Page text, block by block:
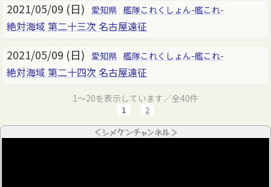
2021/05/09 (日) 愛知県 艦隊これくしょん-艦これ-
絶対海域 第二十三次 名古屋遠征
2021/05/09 (日) 愛知県 艦隊これくしょん-艦これ-
絶対海域 第二十四次 名古屋遠征
1～20を表示しています／全40件
1 2
＜シメケンチャンネル＞